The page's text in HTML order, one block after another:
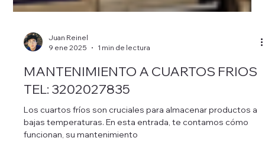
Juan Reinel
9 ene 2025
1 min de lectura
MANTENIMIENTO A CUARTOS FRIOS
TEL: 3202027835